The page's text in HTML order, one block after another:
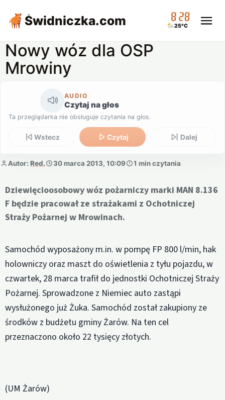
Świdniczka.com 08:28
25°C
Nowy wóz dla OSP
Mrowiny
AUDIO
Czytaj na głos
Ta przeglądarka nie obsługuje czytania na głos.
Wstecz Czytaj Dalej
Autor: Red. 30 marca 2013, 10:09 1 min czytania
Dziewięcioosobowy wóz pożarniczy marki MAN 8.136
F będzie pracował ze strażakami z Ochotniczej
Straży Pożarnej w Mrowinach.
Samochód wyposażony m.in. w pompę FP 800 l/min, hak
holowniczy oraz maszt do oświetlenia z tyłu pojazdu, w
czwartek, 28 marca trafił do jednostki Ochotniczej Straży
Pożarnej. Sprowadzone z Niemiec auto zastąpi
wysłużonego już Żuka. Samochód został zakupiony ze
środków z budżetu gminy Żarów. Na ten cel
przeznaczono około 22 tysięcy złotych.
(UM Żarów)